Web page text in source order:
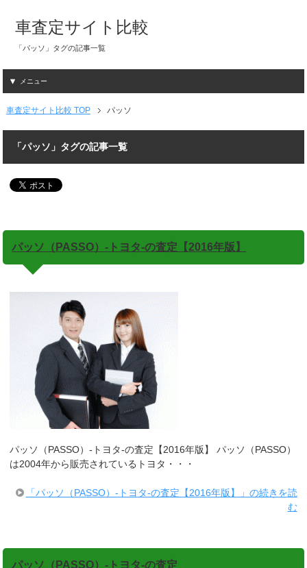
車査定サイト比較
「パッソ」タグの記事一覧
メニュー
車査定サイト比較 TOP パッソ
「パッソ」タグの記事一覧
パッソ（PASSO）-トヨタ-の査定【2016年版】
パッソ（PASSO）-トヨタ-の査定【2016年版】 パッソ（PASSO）
は2004年から販売されているトヨタ・・・
「パッソ（PASSO）-トヨタ-の査定【2016年版】」の続きを読
む
パッソ（PASSO）-トヨタ-の査定